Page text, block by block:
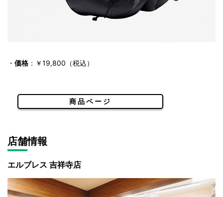
・ 価格 ：￥19,800（税込）
商品ページ
店舗情報
エルブレス 吉祥寺店